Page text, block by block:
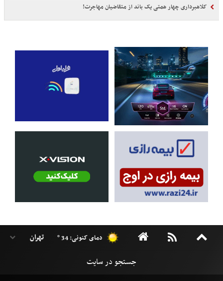
کلاهبرداری چهار همتی یک باند از متقاضیان مهاجرت!
دمای کنونی: 34 °